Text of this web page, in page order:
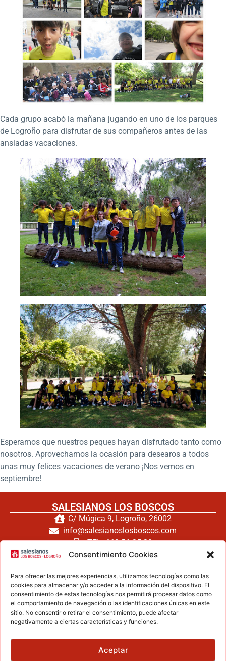
Consentimiento Cookies
Para ofrecer las mejores experiencias, utilizamos tecnologías como las
cookies para almacenar y/o acceder a la información del dispositivo. El
consentimiento de estas tecnologías nos permitirá procesar datos como
el comportamiento de navegación o las identificaciones únicas en este
sitio. No consentir o retirar el consentimiento, puede afectar
negativamente a ciertas características y funciones.
Aceptar
Cada grupo acabó la mañana jugando en uno de los parques
de Logroño para disfrutar de sus compañeros antes de las
ansiadas vacaciones.
Esperamos que nuestros peques hayan disfrutado tanto como
nosotros. Aprovechamos la ocasión para desearos a todos
unas muy felices vacaciones de verano ¡Nos vemos en
septiembre!
SALESIANOS LOS BOSCOS
C/ Múgica 9, Logroño, 26002
info@salesianoslosboscos.com
TEL: 662 56 25 20
TEL: 941 240 171
Haz clic para aceptar cookies de
marketing y permitir este contenido